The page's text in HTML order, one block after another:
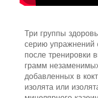
Три группы
серию упражнений
после тренировки
грамм
добавленных в
изолята или